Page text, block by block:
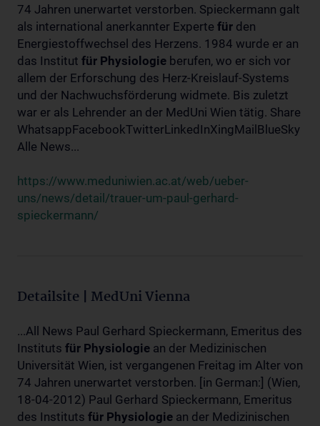
74 Jahren unerwartet verstorben. Spieckermann galt
als international anerkannter Experte für den
Energiestoffwechsel des Herzens. 1984 wurde er an
das Institut für Physiologie berufen, wo er sich vor
allem der Erforschung des Herz-Kreislauf-Systems
und der Nachwuchsförderung widmete. Bis zuletzt
war er als Lehrender an der MedUni Wien tätig. Share
WhatsappFacebookTwitterLinkedInXingMailBlueSky
Alle News...
https://www.meduniwien.ac.at/web/ueber-
uns/news/detail/trauer-um-paul-gerhard-
spieckermann/
Detailsite | MedUni Vienna
...All News Paul Gerhard Spieckermann, Emeritus des
Instituts für Physiologie an der Medizinischen
Universität Wien, ist vergangenen Freitag im Alter von
74 Jahren unerwartet verstorben. [in German:] (Wien,
18-04-2012) Paul Gerhard Spieckermann, Emeritus
des Instituts für Physiologie an der Medizinischen